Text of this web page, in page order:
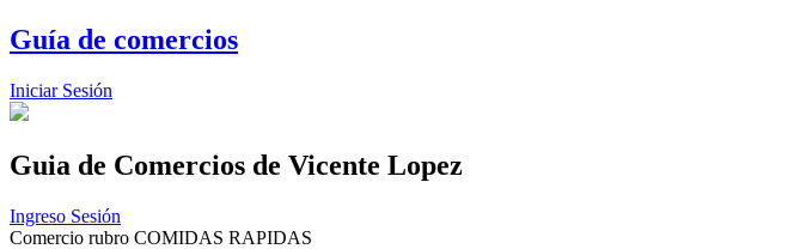
Guía de comercios
Iniciar Sesión
Guia de Comercios de Vicente Lopez
Ingreso Sesión
Comercio rubro COMIDAS RAPIDAS